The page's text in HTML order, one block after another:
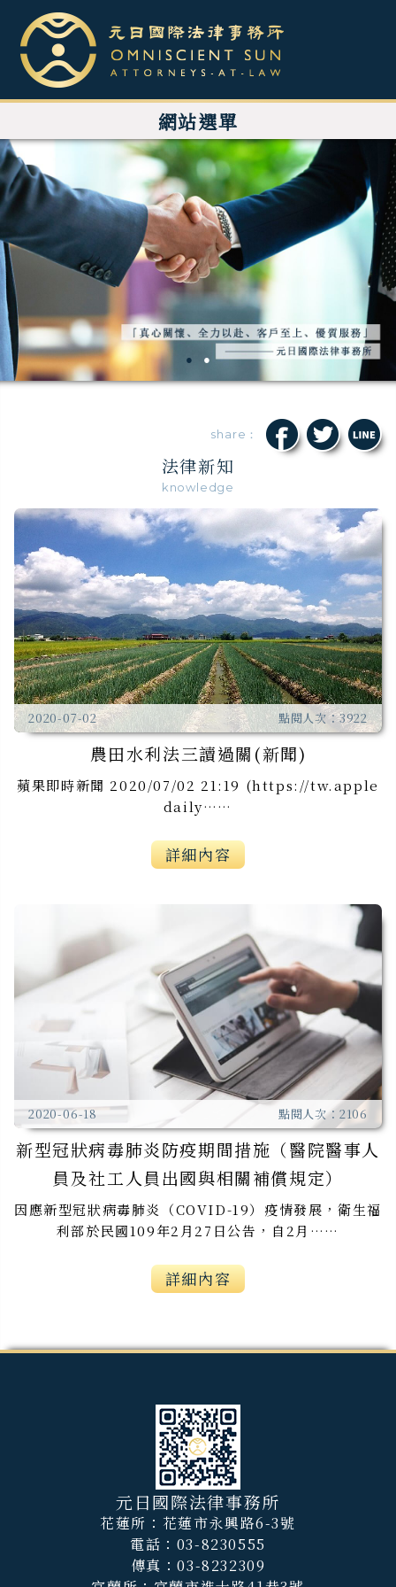
網站選單
● ●
share：
法律新知
knowledge
2020-07-02 點閱人次：3922
農田水利法三讀過關(新聞)
蘋果即時新聞 2020/07/02 21:19 (https://tw.apple
daily……
詳細內容
2020-06-18 點閱人次：2106
新型冠狀病毒肺炎防疫期間措施（醫院醫事人
員及社工人員出國與相關補償規定）
因應新型冠狀病毒肺炎（COVID-19）疫情發展，衛生福
利部於民國109年2月27日公告，自2月……
詳細內容
元日國際法律事務所
花蓮所：花蓮市永興路6-3號
電話：03-8230555
傳真：03-8232309